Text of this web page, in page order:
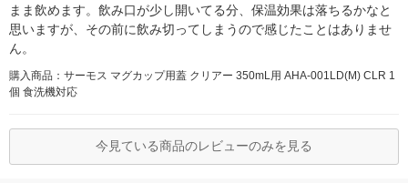
まま飲めます。飲み口が少し開いてる分、保温効果は落ちるかなと
思いますが、その前に飲み切ってしまうので感じたことはありませ
ん。
購入商品：サーモス マグカップ用蓋 クリアー 350mL用 AHA-001LD(M) CLR 1
個 食洗機対応
今見ている商品のレビューのみを見る